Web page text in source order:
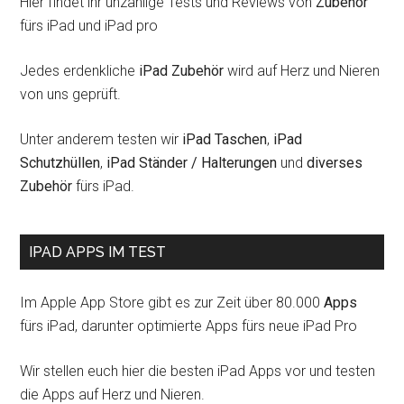
fürs iPad und iPad pro
Jedes erdenkliche iPad Zubehör wird auf Herz und Nieren
von uns geprüft.
Unter anderem testen wir iPad Taschen, iPad
Schutzhüllen, iPad Ständer / Halterungen unddiverses
Zubehör fürs iPad.
IPAD APPS IM TEST
Im Apple App Store gibt es zur Zeit über 80.000Apps
fürs iPad, darunter optimierte Apps fürs neue iPad Pro
Wir stellen euch hier die besten iPad Apps vor und testen
die Apps auf Herz und Nieren.